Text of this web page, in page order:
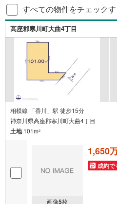
すべての物件をチェック
高座郡寒川町大曲4丁目
相模線 「香川」駅 徒歩15分
神奈川県高座郡寒川町大曲4丁目
土地101m2
画像5枚
1,650
成約で